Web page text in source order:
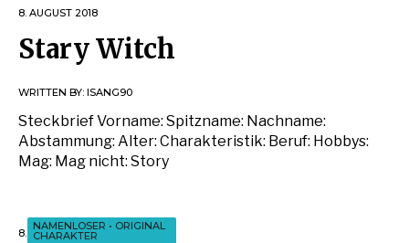
8. AUGUST 2018
Stary Witch
WRITTEN BY: ISANG90
Steckbrief Vorname: Spitzname: Nachname:
Abstammung: Alter: Charakteristik: Beruf: Hobbys:
Mag: Mag nicht: Story
NAMENLOSER • ORIGINAL
CHARAKTER
8. AUGUST 2018